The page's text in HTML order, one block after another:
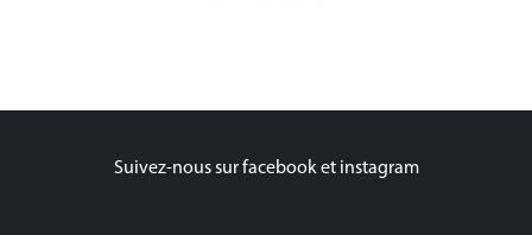
Suivez-nous sur facebook et instagram